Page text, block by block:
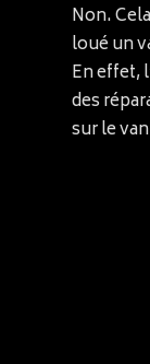
Non.
loué un
En effet,
des
sur le